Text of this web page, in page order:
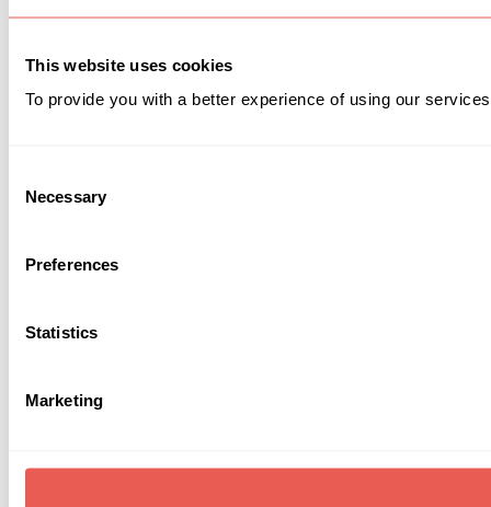
This website uses cookies
To provide you with a better experience of using our
Selection
Necessary
Preferences
Statistics
Marketing